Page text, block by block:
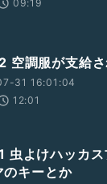
09:19
空調服が支給さ
31 16:01:04
12:01
虫よけハッカス
のキーとか